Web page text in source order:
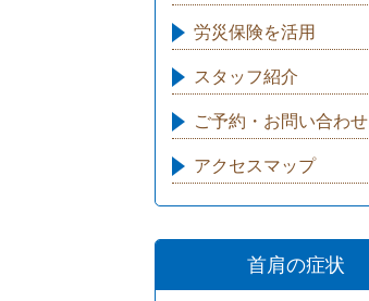
労災保険を活用
スタッフ紹介
ご予約・お問い合わせ
アクセスマップ
首肩の症状